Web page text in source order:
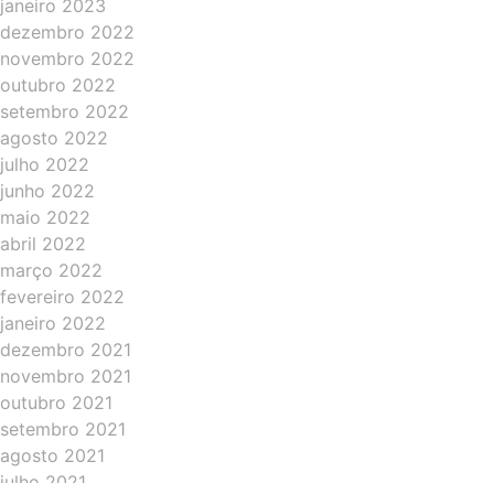
janeiro 2023
dezembro 2022
novembro 2022
outubro 2022
setembro 2022
agosto 2022
julho 2022
junho 2022
maio 2022
abril 2022
março 2022
fevereiro 2022
janeiro 2022
dezembro 2021
novembro 2021
outubro 2021
setembro 2021
agosto 2021